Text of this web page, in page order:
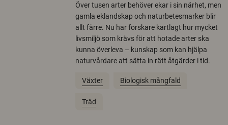
Över tusen arter behöver ekar i sin närhet, men
gamla eklandskap och naturbetesmarker blir
allt färre. Nu har forskare kartlagt hur mycket
livsmiljö som krävs för att hotade arter ska
kunna överleva – kunskap som kan hjälpa
naturvårdare att sätta in rätt åtgärder i tid.
Växter Biologisk mångfald
Träd